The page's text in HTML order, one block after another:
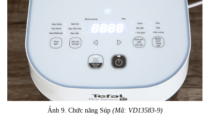
Ảnh 9. Chức năng Súp (Mã: VD13583-9)